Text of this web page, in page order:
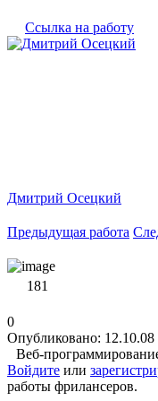
Ссылка на работу
Дмитрий Осецкий
Предыдущая работа
181
0
Опубликовано: 12.10.08
Веб-
Войдите или
работы фрилансеров.